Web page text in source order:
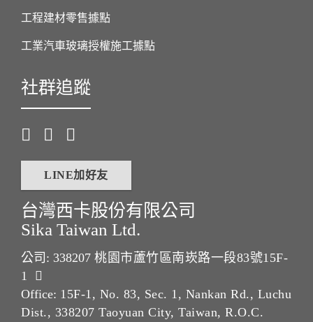
工程建材零售據點
工業汽車玻璃授權施工據點
社群追蹤
LINE加好友
台灣西卡股份有限公司
Sika Taiwan Ltd.
公司: 338207 桃園市蘆竹區南崁路一段83號15F-
1
Office: 15F-1, No. 83, Sec. 1, Nankan Rd., Luchu
Dist., 338207 Taoyuan City, Taiwan, R.O.C.